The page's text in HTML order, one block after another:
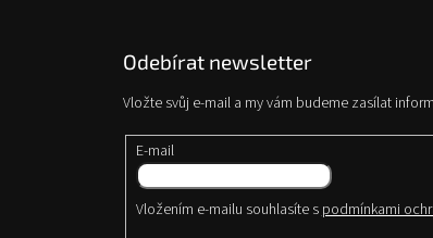
Odebírat newsletter
Vložte svůj e-mail a my vám budeme zasílat
E-mail
Vložením e-mailu souhlasíte spodmínkami